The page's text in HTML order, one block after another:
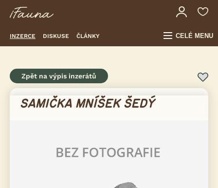
INZERCE DISKUSE ČLÁNKY CELÉ MENU
Zpět na výpis inzerátů
SAMIČKA MNÍŠEK ŠEDÝ